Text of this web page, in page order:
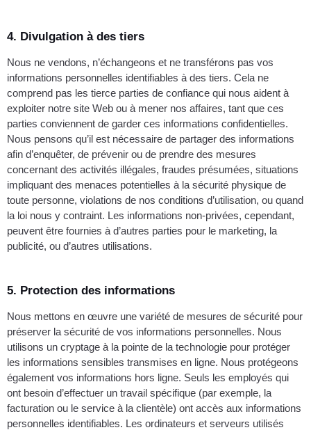
4. Divulgation à des tiers
Nous ne vendons, n’échangeons et ne transférons pas vos
informations personnelles identifiables à des tiers. Cela ne
comprend pas les tierce parties de confiance qui nous aident à
exploiter notre site Web ou à mener nos affaires, tant que ces
parties conviennent de garder ces informations confidentielles.
Nous pensons qu’il est nécessaire de partager des informations
afin d’enquêter, de prévenir ou de prendre des mesures
concernant des activités illégales, fraudes présumées, situations
impliquant des menaces potentielles à la sécurité physique de
toute personne, violations de nos conditions d’utilisation, ou quand
la loi nous y contraint. Les informations non-privées, cependant,
peuvent être fournies à d’autres parties pour le marketing, la
publicité, ou d’autres utilisations.
5. Protection des informations
Nous mettons en œuvre une variété de mesures de sécurité pour
préserver la sécurité de vos informations personnelles. Nous
utilisons un cryptage à la pointe de la technologie pour protéger
les informations sensibles transmises en ligne. Nous protégeons
également vos informations hors ligne. Seuls les employés qui
ont besoin d’effectuer un travail spécifique (par exemple, la
facturation ou le service à la clientèle) ont accès aux informations
personnelles identifiables. Les ordinateurs et serveurs utilisés